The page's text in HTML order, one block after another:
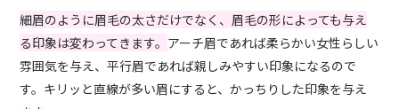
細眉のように眉毛の太さだけでなく、眉毛の形によっても与え
る印象は変わってきます。 アーチ眉であれば柔らかい女性らしい
雰囲気を与え、平行眉であれば親しみやすい印象になるので
す。キリッと直線が多い眉にすると、かっちりした印象を与え